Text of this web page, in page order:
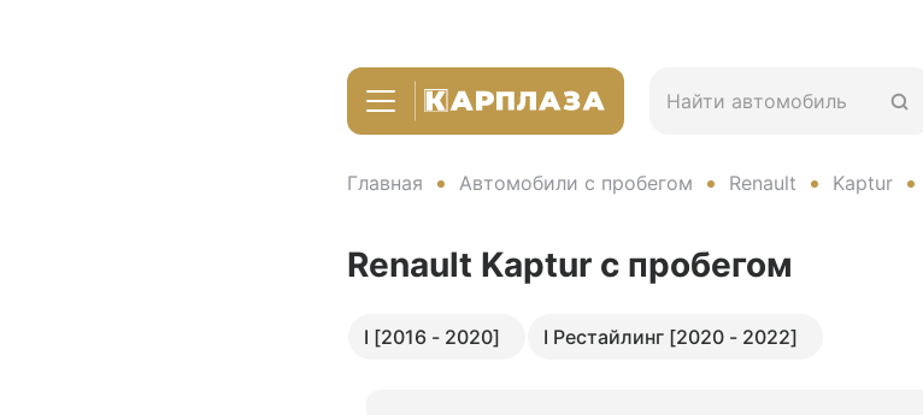
Главная Автомобили с пробегом Renault Kaptur
Renault Kaptur с пробегом
I [2016 - 2020] I Рестайлинг [2020 - 2022]